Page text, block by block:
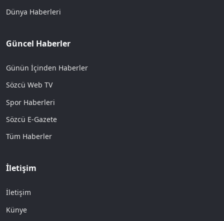
Dünya Haberleri
Güncel Haberler
Günün İçinden Haberler
Sözcü Web TV
Spor Haberleri
Sözcü E-Gazete
Tüm Haberler
İletişim
İletişim
Künye